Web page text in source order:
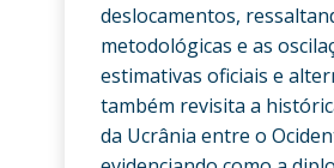
deslocamentos,
metodológicas e as
estimativas oficiais e
também revisita a
da Ucrânia entre o